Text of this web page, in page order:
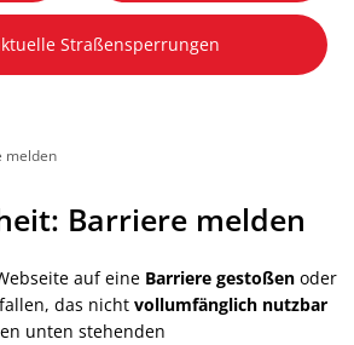
Straßensperrungen
melden
Barriere melden
auf eine Barriere gestoßen oder
das nicht vollumfänglich nutzbar
unten stehenden